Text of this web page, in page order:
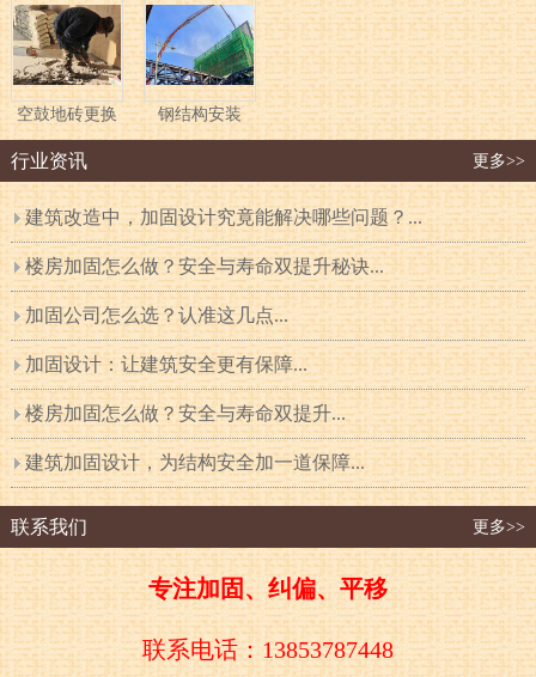
空鼓地砖更换 钢结构安装
行业资讯 更多>>
建筑改造中，加固设计究竟能解决哪些问题？...
楼房加固怎么做？安全与寿命双提升秘诀...
加固公司怎么选？认准这几点...
加固设计：让建筑安全更有保障...
楼房加固怎么做？安全与寿命双提升...
建筑加固设计，为结构安全加一道保障...
联系我们 更多>>
专注加固、纠偏、平移
联系电话：13853787448